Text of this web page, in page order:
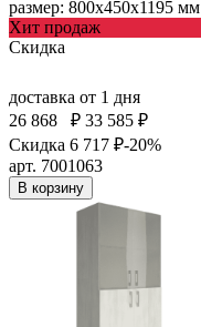
размер: 800х450х1195 мм
Хит продаж
Скидка
доставка от 1 дня
26 868
₽ 33 585 ₽
Скидка 6 717 ₽-20%
арт. 7001063
В корзину